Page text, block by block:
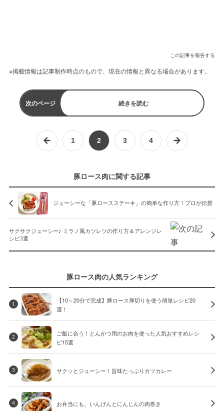
この記事を報告する
※掲載情報は記事制作時点のもので、現在の情報と異なる場合があります。
次のページ 続きを読む
1 2 3 4
豚ロース肉に関する記事
ジューシーな「豚ロースステーキ」の簡単な作り方！プロが伝授
サクサクジューシー♪ ミラノ風カツレツの作り方＆アレンジレ
シピ3選
豚ロース肉の人気ランキング
1
【10～20分で完成】豚ロース厚切りを使う簡単レシピ20
選！
2
ご飯に合う！とんかつ用のお肉を使った人気おすすめレシ
ピ15選
3 サクッとジューシー！旨味たっぷりカツカレー
4 お弁当にも。いんげんとにんじんの肉巻き